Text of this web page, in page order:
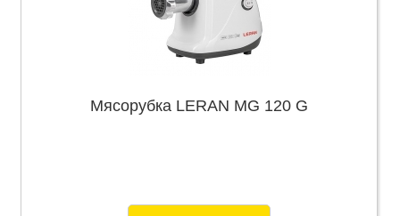
Мясорубка LERAN MG 120 G